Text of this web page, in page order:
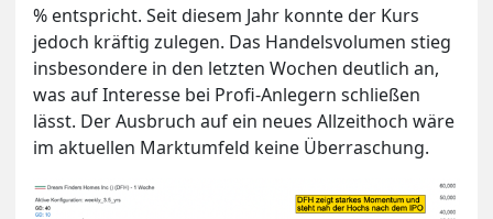
% entspricht. Seit diesem Jahr konnte der Kurs
jedoch kräftig zulegen. Das Handelsvolumen stieg
insbesondere in den letzten Wochen deutlich an,
was auf Interesse bei Profi-Anlegern schließen
lässt. Der Ausbruch auf ein neues Allzeithoch wäre
im aktuellen Marktumfeld keine Überraschung.